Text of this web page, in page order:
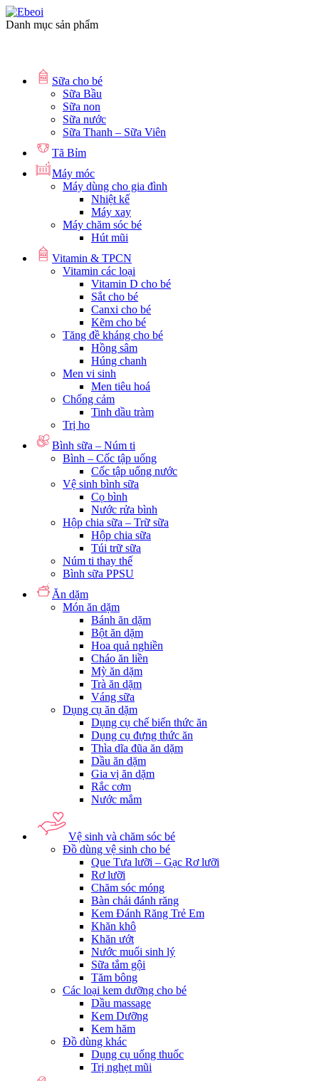
Danh mục sản phẩm
Sữa cho bé
Sữa Bầu
Sữa non
Sữa nước
Sữa Thanh – Sữa Viên
Tã Bỉm
Máy móc
Máy dùng cho gia đình
Nhiệt kế
Máy xay
Máy chăm sóc bé
Hút mũi
Vitamin & TPCN
Vitamin các loại
Vitamin D cho bé
Sắt cho bé
Canxi cho bé
Kẽm cho bé
Tăng đề kháng cho bé
Hồng sâm
Húng chanh
Men vi sinh
Men tiêu hoá
Chống cảm
Tinh dầu tràm
Trị ho
Bình sữa – Núm ti
Bình – Cốc tập uống
Cốc tập uống nước
Vệ sinh bình sữa
Cọ bình
Nước rửa bình
Hộp chia sữa – Trữ sữa
Hộp chia sữa
Túi trữ sữa
Núm ti thay thế
Bình sữa PPSU
Ăn dặm
Món ăn dặm
Bánh ăn dặm
Bột ăn dặm
Hoa quả nghiền
Cháo ăn liền
Mỳ ăn dặm
Trà ăn dặm
Váng sữa
Dụng cụ ăn dặm
Dụng cụ chế biến thức ăn
Dụng cụ đựng thức ăn
Thìa dĩa đũa ăn dặm
Dầu ăn dặm
Gia vị ăn dặm
Rắc cơm
Nước mắm
Vệ sinh và chăm sóc bé
Đồ dùng vệ sinh cho bé
Que Tưa lưỡi – Gạc Rơ lưỡi
Rơ lưỡi
Chăm sóc móng
Bàn chải đánh răng
Kem Đánh Răng Trẻ Em
Khăn khô
Khăn ướt
Nước muối sinh lý
Sữa tắm gội
Tăm bông
Các loại kem dưỡng cho bé
Dầu massage
Kem Dưỡng
Kem hăm
Đồ dùng khác
Dụng cụ uống thuốc
Trị nghẹt mũi